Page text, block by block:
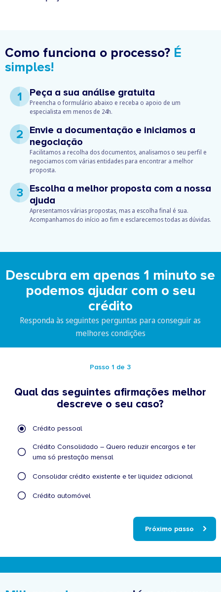
Como funciona o processo? É
simples!
1 Peça a sua análise gratuita
Preencha o formulário abaixo e receba o apoio de um
especialista em menos de 24h.
2
Envie a documentação e iniciamos a
negociação
Facilitamos a recolha dos documentos, analisamos o seu perfil e
negociamos com várias entidades para encontrar a melhor
proposta.
3
Escolha a melhor proposta com a nossa
ajuda
Apresentamos várias propostas, mas a escolha final é sua.
Acompanhamos do início ao fim e esclarecemos todas as dúvidas.
Descubra em apenas 1 minuto se
podemos ajudar com o seu
crédito
Responda às seguintes perguntas para conseguir as
melhores condições
Passo 1 de 3
Qual das seguintes afirmações melhor
descreve o seu caso?
Qual
seguintes
afirmações
descreve
seu
Crédito pessoal
Crédito Consolidado – Quero reduzir encargos e ter
uma só prestação mensal
Consolidar crédito existente e ter liquidez adicional
Crédito automóvel
Próximo passo